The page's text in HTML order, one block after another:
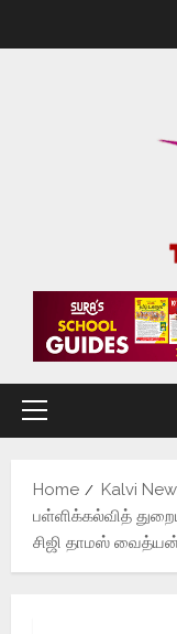
Home
Kalvi
பள்ளிக்கல்வித்
சிஜி தாமஸ்